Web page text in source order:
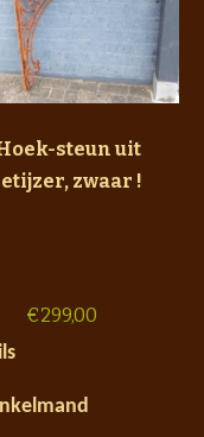
steun uit
zwaar !
€299,00